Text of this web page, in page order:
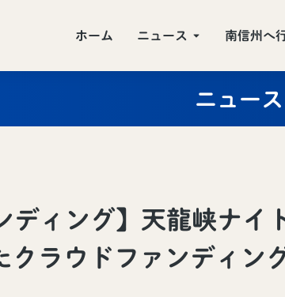
ホーム ニュース 南信州へ
ニュース
ディング】天龍峡ナイ
クラウドファンディン